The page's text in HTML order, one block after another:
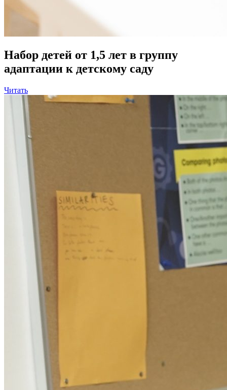
Набор детей от 1,5 лет в группу
адаптации к детскому саду
Читать